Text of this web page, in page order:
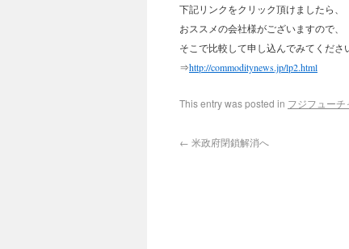
下記リンクをクリック頂けましたら、
おススメの会社様がございますので、
そこで比較して申し込んでみてくださ
⇒http://commoditynews.jp/lp2.html
This entry was posted in フジフューチ
← 米政府閉鎖解消へ